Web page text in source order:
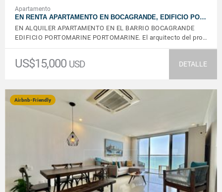
Apartamento
EN RENTA APARTAMENTO EN BOCAGRANDE, EDIFICIO PO…
EN ALQUILER APARTAMENTO EN EL BARRIO BOCAGRANDE
EDIFICIO PORTOMARINE PORTOMARINE. El arquitecto del pro…
US$15,000 USD DETALLE
Airbnb-Friendly
VER DETALLES